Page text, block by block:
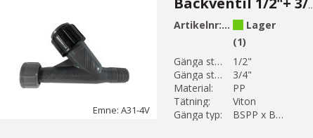
Emne: A31-4V
Artikelnr:A31-44-V
Lager
(1)
Gänga storlek 1:
1/2"
Gänga storlek 2:
3/4"
Material:
PP
Tätning:
Viton
Gänga typ:
BSPP x BSPT